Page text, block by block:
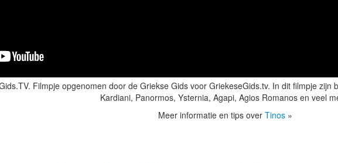
Filmpje opgenomen door de Griekse Gids voor GriekeseGids.tv. In dit filmpje
Kardiani, Panormos, Ysternia, Agapi, Agios Romanos en veel
Meer informatie en tips over Tinos»